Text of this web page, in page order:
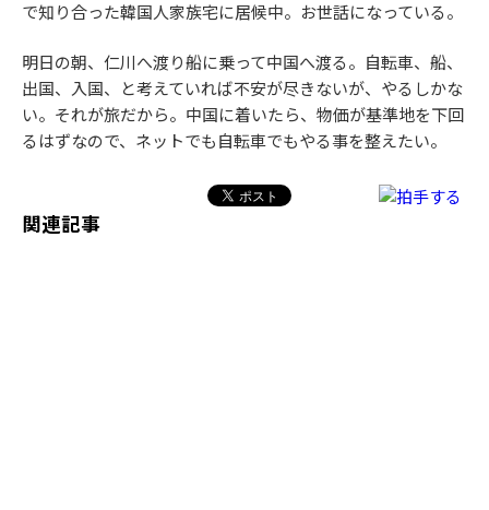
で知り合った韓国人家族宅に居候中。お世話になっている。
明日の朝、仁川へ渡り船に乗って中国へ渡る。自転車、船、
出国、入国、と考えていれば不安が尽きないが、やるしかな
い。それが旅だから。中国に着いたら、物価が基準地を下回
るはずなので、ネットでも自転車でもやる事を整えたい。
関連記事